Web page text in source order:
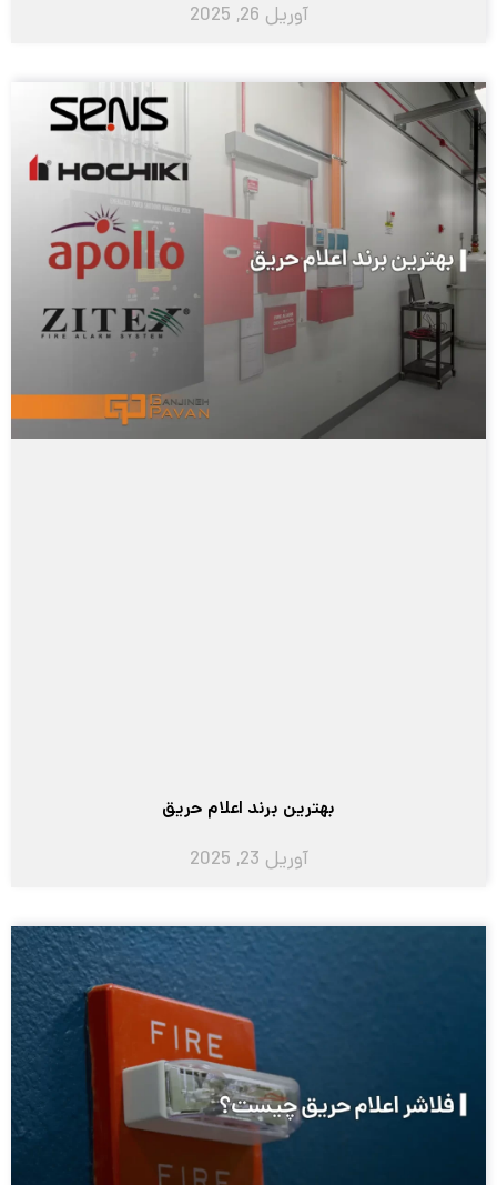
آوریل 26, 2025
بهترین برند اعلام حریق
آوریل 23, 2025